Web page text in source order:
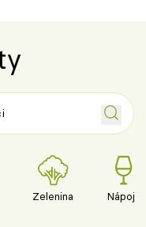
Zelenina Nápoje